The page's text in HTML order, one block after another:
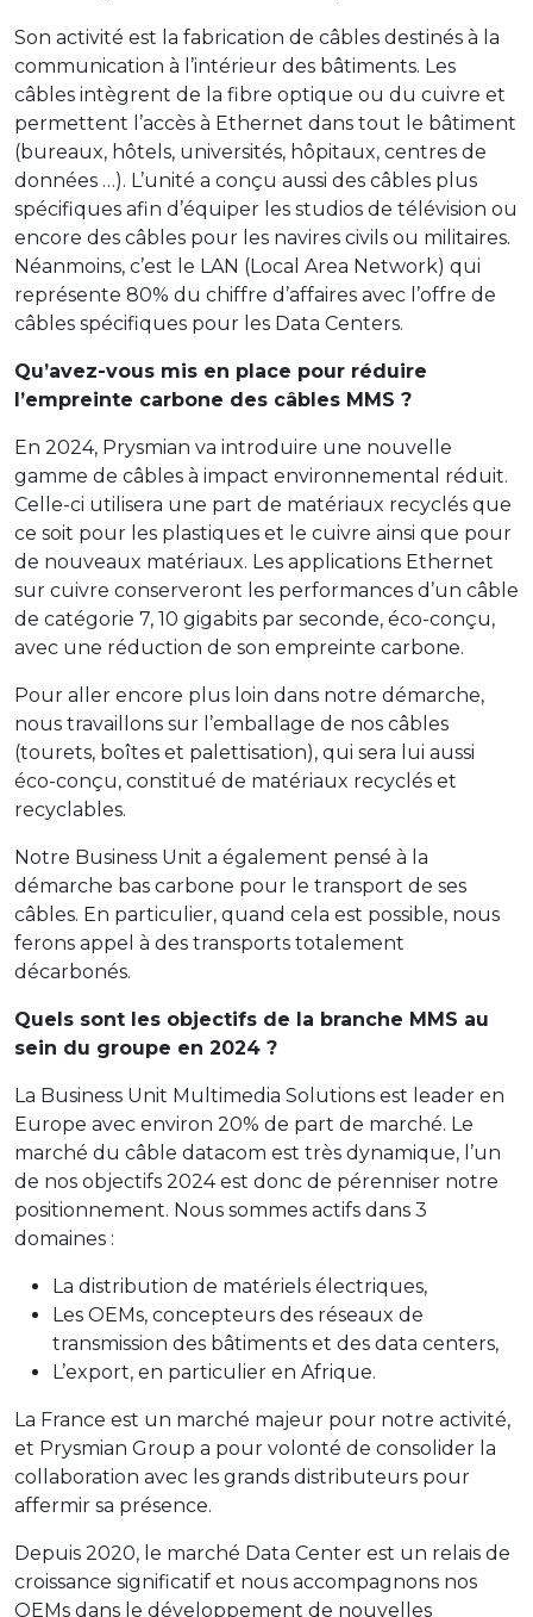
Son activité est la fabrication de câbles destinés à la
communication à l’intérieur des bâtiments. Les
câbles intègrent de la fibre optique ou du cuivre et
permettent l’accès à Ethernet dans tout le bâtiment
(bureaux, hôtels, universités, hôpitaux, centres de
données …). L’unité a conçu aussi des câbles plus
spécifiques afin d’équiper les studios de télévision ou
encore des câbles pour les navires civils ou militaires.
Néanmoins, c’est le LAN (Local Area Network) qui
représente 80% du chiffre d’affaires avec l’offre de
câbles spécifiques pour les Data Centers.
Qu’avez-vous mis en place pour réduire
l’empreinte carbone des câbles MMS ?
En 2024, Prysmian va introduire une nouvelle
gamme de câbles à impact environnemental réduit.
Celle-ci utilisera une part de matériaux recyclés que
ce soit pour les plastiques et le cuivre ainsi que pour
de nouveaux matériaux. Les applications Ethernet
sur cuivre conserveront les performances d’un câble
de catégorie 7, 10 gigabits par seconde, éco-conçu,
avec une réduction de son empreinte carbone.
Pour aller encore plus loin dans notre démarche,
nous travaillons sur l’emballage de nos câbles
(tourets, boîtes et palettisation), qui sera lui aussi
éco-conçu, constitué de matériaux recyclés et
recyclables.
Notre Business Unit a également pensé à la
démarche bas carbone pour le transport de ses
câbles. En particulier, quand cela est possible, nous
ferons appel à des transports totalement
décarbonés.
Quels sont les objectifs de la branche MMS au
sein du groupe en 2024 ?
La Business Unit Multimedia Solutions est leader en
Europe avec environ 20% de part de marché. Le
marché du câble datacom est très dynamique, l’un
de nos objectifs 2024 est donc de pérenniser notre
positionnement. Nous sommes actifs dans 3
domaines :
La distribution de matériels électriques,
Les OEMs, concepteurs des réseaux de
transmission des bâtiments et des data centers,
L’export, en particulier en Afrique.
La France est un marché majeur pour notre activité,
et Prysmian Group a pour volonté de consolider la
collaboration avec les grands distributeurs pour
affermir sa présence.
Depuis 2020, le marché Data Center est un relais de
croissance significatif et nous accompagnons nos
OEMs dans le développement de nouvelles